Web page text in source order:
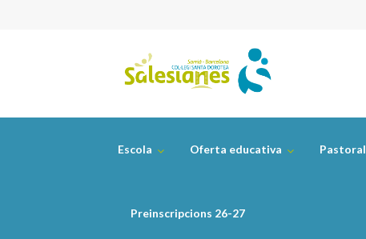
Escola Oferta educativa Pastoral
Preinscripcions 26-27